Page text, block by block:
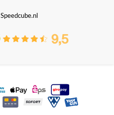
Speedcube.nl